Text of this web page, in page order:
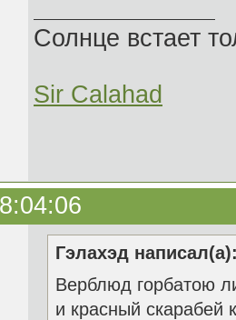
Солнце встает
Sir Calahad
Гэлахэд
Верблюд горбатою
и красный скарабей